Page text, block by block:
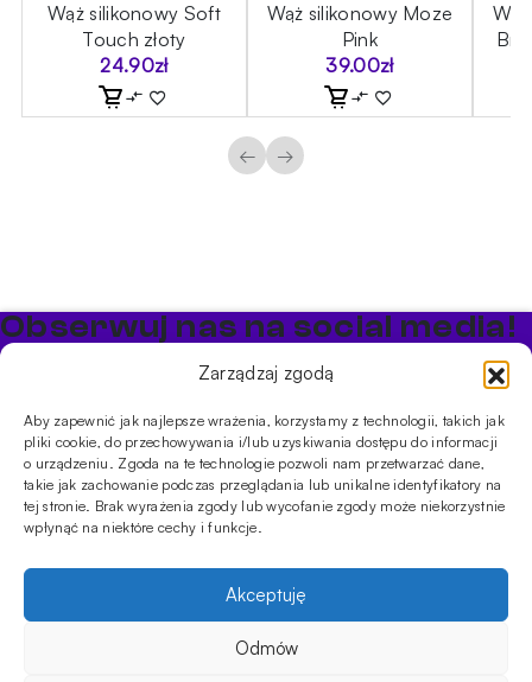
Zarządzaj zgodą
Aby zapewnić jak najlepsze wrażenia, korzystamy z technologii, takich jak
pliki cookie, do przechowywania i/lub uzyskiwania dostępu do informacji
o urządzeniu. Zgoda na te technologie pozwoli nam przetwarzać dane,
takie jak zachowanie podczas przeglądania lub unikalne identyfikatory na
tej stronie. Brak wyrażenia zgody lub wycofanie zgody może niekorzystnie
wpłynąć na niektóre cechy i funkcje.
Akceptuję
Odmów
Wąż silikonowy Soft
Touch złoty
24.90zł
Wąż silikonowy Moze
Pink
39.00zł
← →
Obserwuj nas na social media!
Bądź na bieżąco z promocjami i nowościami w sklepie
PRODUKTY
ShisheCybuchyTytonie Rozpalanie
INFORMACJE
prywatności
Usługi
Szkolenia Eventy